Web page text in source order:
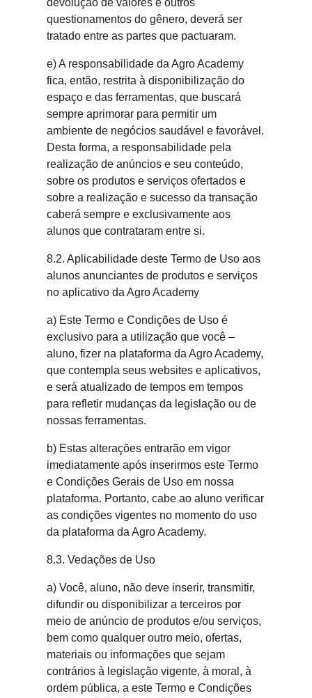
devolução de valores e outros
questionamentos do gênero, deverá ser
tratado entre as partes que pactuaram.
e) A responsabilidade da Agro Academy
fica, então, restrita à disponibilização do
espaço e das ferramentas, que buscará
sempre aprimorar para permitir um
ambiente de negócios saudável e favorável.
Desta forma, a responsabilidade pela
realização de anúncios e seu conteúdo,
sobre os produtos e serviços ofertados e
sobre a realização e sucesso da transação
caberá sempre e exclusivamente aos
alunos que contrataram entre si.
8.2. Aplicabilidade deste Termo de Uso aos
alunos anunciantes de produtos e serviços
no aplicativo da Agro Academy
a) Este Termo e Condições de Uso é
exclusivo para a utilização que você –
aluno, fizer na plataforma da Agro Academy,
que contempla seus websites e aplicativos,
e será atualizado de tempos em tempos
para refletir mudanças da legislação ou de
nossas ferramentas.
b) Estas alterações entrarão em vigor
imediatamente após inserirmos este Termo
e Condições Gerais de Uso em nossa
plataforma. Portanto, cabe ao aluno verificar
as condições vigentes no momento do uso
da plataforma da Agro Academy.
8.3. Vedações de Uso
a) Você, aluno, não deve inserir, transmitir,
difundir ou disponibilizar a terceiros por
meio de anúncio de produtos e/ou serviços,
bem como qualquer outro meio, ofertas,
materiais ou informações que sejam
contrários à legislação vigente, à moral, à
ordem pública, a este Termo e Condições